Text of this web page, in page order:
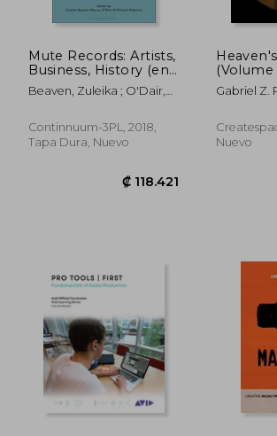
Mute Records: Artists,
Business, History (en
Inglés)
Beaven, Zuleika ; O'Dair,
Continnuum-3PL, 2018,
Tapa Dura, Nuevo
(Volume
Gabriel Z.
Nuevo